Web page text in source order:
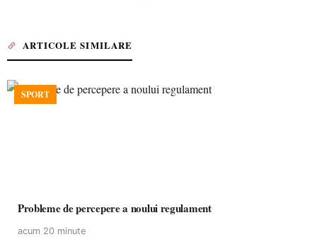
ARTICOLE SIMILARE
SPORT
Probleme de percepere a noului regulament
acum 20 minute